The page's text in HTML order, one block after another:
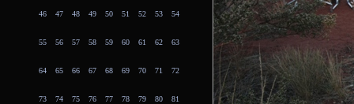
46 47 48 49 50 51 52 53 54
55 56 57 58 59 60 61 62 63
64 65 66 67 68 69 70 71 72
73 74 75 76 77 78 79 80 81